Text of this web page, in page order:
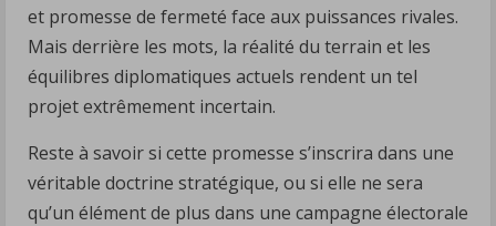
et promesse de fermeté face aux puissances rivales.
Mais derrière les mots, la réalité du terrain et les
équilibres diplomatiques actuels rendent un tel
projet extrêmement incertain.
Reste à savoir si cette promesse s’inscrira dans une
véritable doctrine stratégique, ou si elle ne sera
qu’un élément de plus dans une campagne électorale